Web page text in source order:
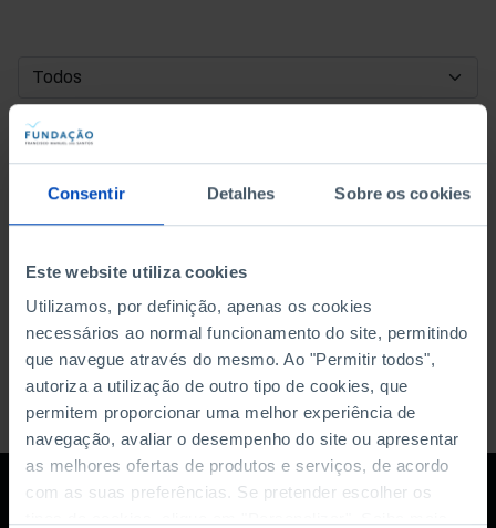
Consentir Detalhes Sobre os cookies
Este website utiliza cookies
Utilizamos, por definição, apenas os cookies
necessários ao normal funcionamento do site, permitindo
que navegue através do mesmo. Ao "Permitir todos",
autoriza a utilização de outro tipo de cookies, que
permitem proporcionar uma melhor experiência de
navegação, avaliar o desempenho do site ou apresentar
as melhores ofertas de produtos e serviços, de acordo
com as suas preferências. Se pretender escolher os
DATA DE INÍCIO
DATA DE FIM